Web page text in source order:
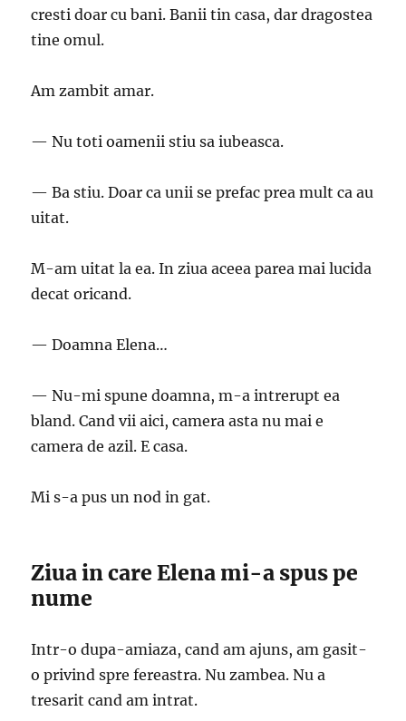
cresti doar cu bani. Banii tin casa, dar dragostea
tine omul.
Am zambit amar.
— Nu toti oamenii stiu sa iubeasca.
— Ba stiu. Doar ca unii se prefac prea mult ca au
uitat.
M-am uitat la ea. In ziua aceea parea mai lucida
decat oricand.
— Doamna Elena…
— Nu-mi spune doamna, m-a intrerupt ea
bland. Cand vii aici, camera asta nu mai e
camera de azil. E casa.
Mi s-a pus un nod in gat.
Ziua in care Elena mi-a spus pe
nume
Intr-o dupa-amiaza, cand am ajuns, am gasit-
o privind spre fereastra. Nu zambea. Nu a
tresarit cand am intrat.